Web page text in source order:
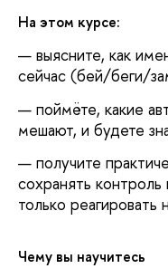
На этом курсе:
выясните, как
сейчас (бей/беги/
поймёте, какие
мешают, и будете
получите
сохранять
только реагировать
Чему вы научитесь